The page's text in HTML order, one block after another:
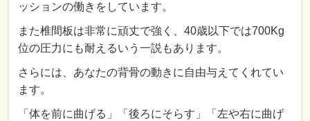
ッションの働きをしています。
また椎間板は非常に頑丈で強く、40歳以下では700Kg
位の圧力にも耐えるいう一説もあります。
さらには、あなたの背骨の動きに自由与えてくれてい
ます。
「体を前に曲げる」「後ろにそらす」「左や右に曲げ